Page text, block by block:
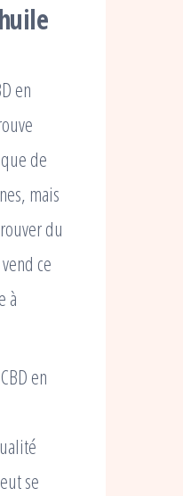
en
de
mais
du
ce
à
en
se